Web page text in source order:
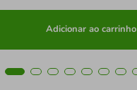
Adicionar ao carrinho